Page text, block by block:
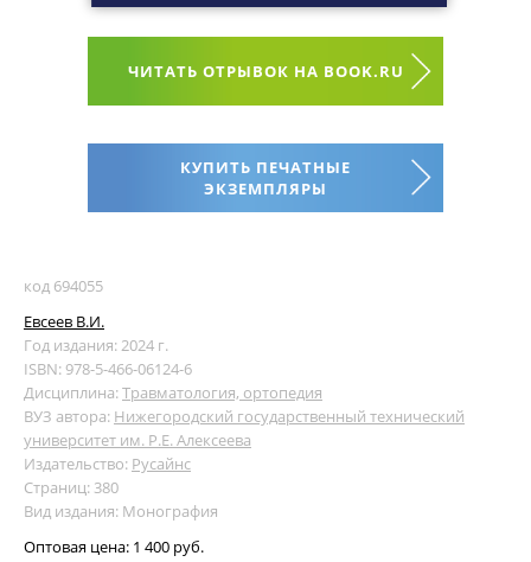
ЧИТАТЬ ОТРЫВОК НА BOOK.RU
КУПИТЬ ПЕЧАТНЫЕ
ЭКЗЕМПЛЯРЫ
код 694055
Евсеев В.И.
Год издания: 2024 г.
ISBN: 978-5-466-06124-6
Дисциплина:Травматология, ортопедия
ВУЗ автора: Нижегородский государственный технический
университет им. Р.Е. Алексеева
Издательство: Русайнс
Страниц: 380
Вид издания: Монография
Оптовая цена: 1 400 руб.